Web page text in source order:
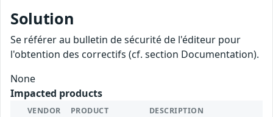
Solution
Se référer au bulletin de sécurité de l'éditeur pour
l'obtention des correctifs (cf. section Documentation).
None
Impacted products
VENDOR PRODUCT DESCRIPTION